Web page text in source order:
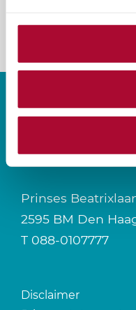
CONTACT
Prinses
2595 BM Den
T 088-0107777
Disclaimer